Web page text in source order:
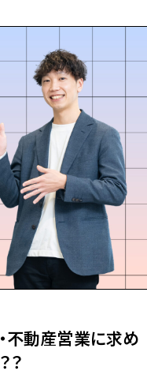
不動産営業に求め
？